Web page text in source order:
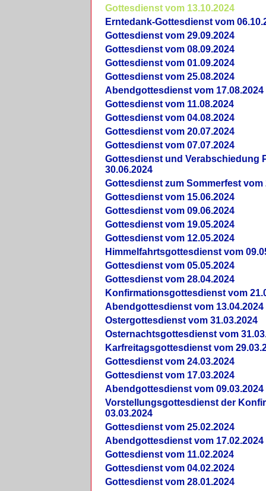
Gottesdienst vom 13.10.2024
Erntedank-Gottesdienst vom
Gottesdienst vom 29.09.2024
Gottesdienst vom 08.09.2024
Gottesdienst vom 01.09.2024
Gottesdienst vom 25.08.2024
Abendgottesdienst vom 17.08.2024
Gottesdienst vom 11.08.2024
Gottesdienst vom 04.08.2024
Gottesdienst vom 20.07.2024
Gottesdienst vom 07.07.2024
Gottesdienst und Verabschiedung
30.06.2024
Gottesdienst zum Sommerfest vom
Gottesdienst vom 15.06.2024
Gottesdienst vom 09.06.2024
Gottesdienst vom 19.05.2024
Gottesdienst vom 12.05.2024
Himmelfahrtsgottesdienst vom
Gottesdienst vom 05.05.2024
Gottesdienst vom 28.04.2024
Konfirmationsgottesdienst vom
Abendgottesdienst vom 13.04.2024
Ostergottesdienst vom 31.03.2024
Osternachtsgottesdienst vom
Karfreitagsgottesdienst vom
Gottesdienst vom 24.03.2024
Gottesdienst vom 17.03.2024
Abendgottesdienst vom 09.03.2024
Vorstellungsgottesdienst der
03.03.2024
Gottesdienst vom 25.02.2024
Abendgottesdienst vom 17.02.2024
Gottesdienst vom 11.02.2024
Gottesdienst vom 04.02.2024
Gottesdienst vom 28.01.2024